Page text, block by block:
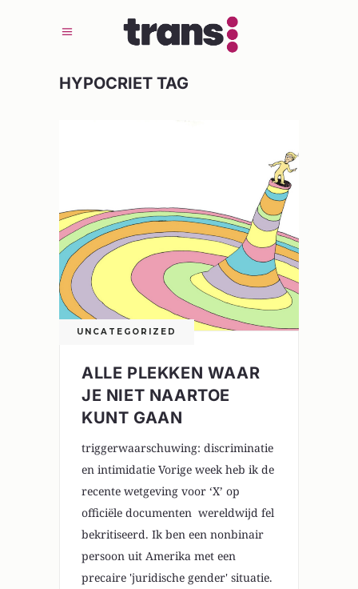
HYPOCRIET TAG
UNCATEGORIZED
ALLE PLEKKEN WAAR
JE NIET NAARTOE
KUNT GAAN
triggerwaarschuwing: discriminatie
en intimidatie Vorige week heb ik de
recente wetgeving voor ‘X’ op
officiële documenten wereldwijd fel
bekritiseerd. Ik ben een nonbinair
persoon uit Amerika met een
precaire 'juridische gender' situatie.